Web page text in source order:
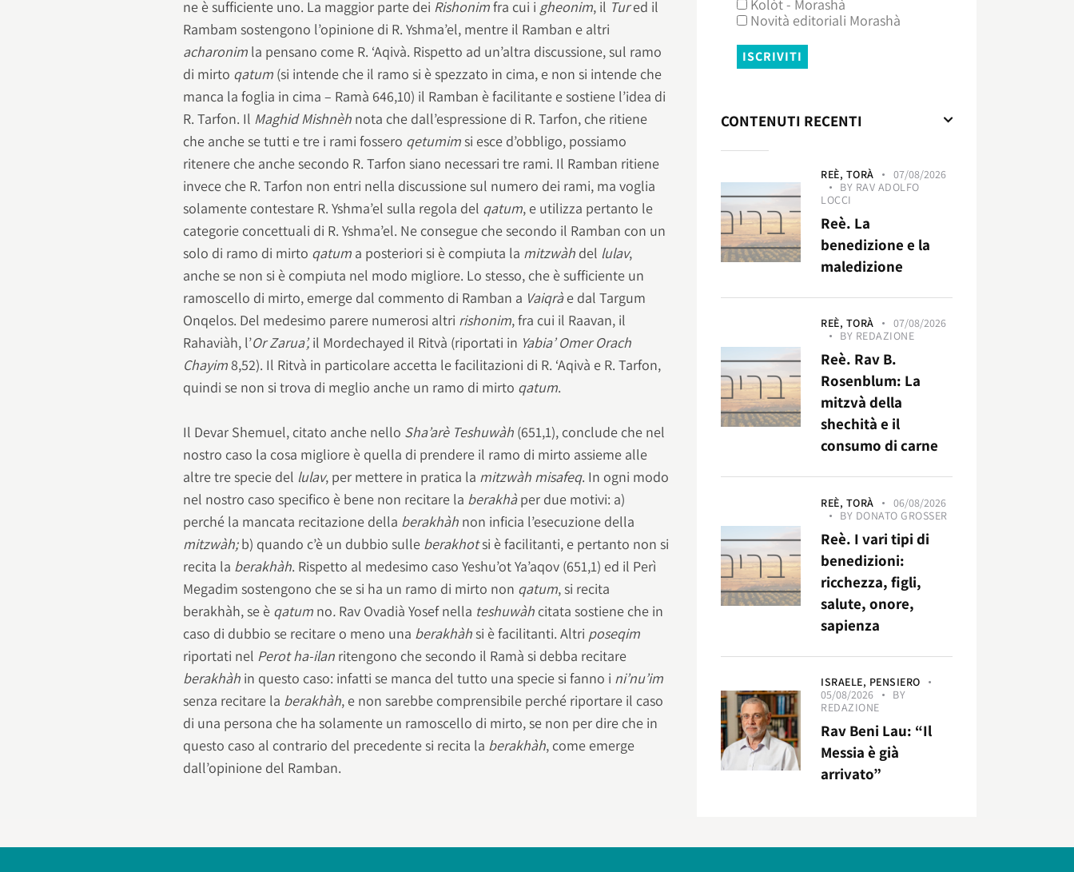
ne è sufficiente uno. La maggior parte dei Rishonimfra cui i gheonim, il Tured il
Rambam sostengono l’opinione di R. Yshma’el, mentre il Ramban e altri
acharonim la pensano come R. ‘Aqivà. Rispetto ad un’altra discussione, sul ramo
di mirto qatum (si intende che il ramo si è spezzato in cima, e non si intende che
manca la foglia in cima – Ramà 646,10) il Ramban è facilitante e sostiene l’idea di
R. Tarfon. Il Maghid Mishnèh nota che dall’espressione di R. Tarfon, che ritiene
che anche se tutti e tre i rami fossero qetumimsi esce d’obbligo, possiamo
ritenere che anche secondo R. Tarfon siano necessari tre rami. Il Ramban ritiene
invece che R. Tarfon non entri nella discussione sul numero dei rami, ma voglia
solamente contestare R. Yshma’el sulla regola del qatum, e utilizza pertanto le
categorie concettuali di R. Yshma’el. Ne consegue che secondo il Ramban con un
solo di ramo di mirto qatum a posteriori si è compiuta la mitzwàh del lulav,
anche se non si è compiuta nel modo migliore. Lo stesso, che è sufficiente un
ramoscello di mirto, emerge dal commento di Ramban a Vaiqràe dal Targum
Onqelos. Del medesimo parere numerosi altri rishonim, fra cui il Raavan, il
Rahaviàh, l’Or Zarua’,il Mordechayed il Ritvà (riportati in Yabia’ Omer Orach
Chayim8,52). Il Ritvà in particolare accetta le facilitazioni di R. ‘Aqivà e R. Tarfon,
quindi se non si trova di meglio anche un ramo di mirto qatum.
Il Devar Shemuel, citato anche nello Sha’arè Teshuwàh (651,1), conclude che nel
nostro caso la cosa migliore è quella di prendere il ramo di mirto assieme alle
altre tre specie del lulav, per mettere in pratica la mitzwàh misafeq. In ogni modo
nel nostro caso specifico è bene non recitare la berakhàper due motivi: a)
perché la mancata recitazione della berakhàh non inficia l’esecuzione della
mitzwàh;b) quando c’è un dubbio sulle berakhotsi è facilitanti, e pertanto non si
recita la berakhàh. Rispetto al medesimo caso Yeshu’ot Ya’aqov (651,1) ed il Perì
Megadim sostengono che se si ha un ramo di mirto non qatum, si recita
berakhàh, se è qatum no. Rav Ovadià Yosef nella teshuwàh citata sostiene che in
caso di dubbio se recitare o meno una berakhàhsi è facilitanti. Altri poseqim
riportati nel Perot ha-ilan ritengono che secondo il Ramà si debba recitare
berakhàh in questo caso: infatti se manca del tutto una specie si fanno i ni’nu’im
senza recitare la berakhàh, e non sarebbe comprensibile perché riportare il caso
di una persona che ha solamente un ramoscello di mirto, se non per dire che in
questo caso al contrario del precedente si recita la berakhàh, come emerge
dall’opinione del Ramban.
Kolòt - Morashà
Novità editoriali Morashà
CONTENUTI RECENTI
REÈ, TORÀ
07/08/2026
BY RAV ADOLFO
LOCCI
Reè. La
benedizione e la
maledizione
REÈ, TORÀ
07/08/2026
BY REDAZIONE
Reè. Rav B.
Rosenblum: La
mitzvà della
shechità e il
consumo di carne
REÈ, TORÀ
06/08/2026
BY DONATO GROSSER
Reè. I vari tipi di
benedizioni:
ricchezza, figli,
salute, onore,
sapienza
ISRAELE, PENSIERO
05/08/2026
BY
REDAZIONE
Rav Beni Lau: “Il
Messia è già
arrivato”